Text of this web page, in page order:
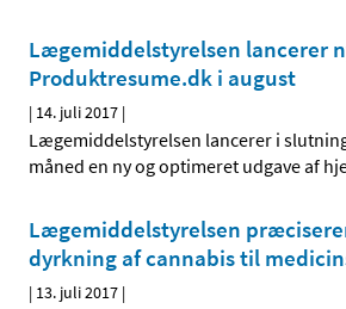
Lægemiddelstyrelsen lancerer
Produktresume.dk i august
| 14. juli 2017 |
Lægemiddelstyrelsen lancerer i
måned en ny og optimeret udgave af
Lægemiddelstyrelsen
dyrkning af cannabis til
| 13. juli 2017 |